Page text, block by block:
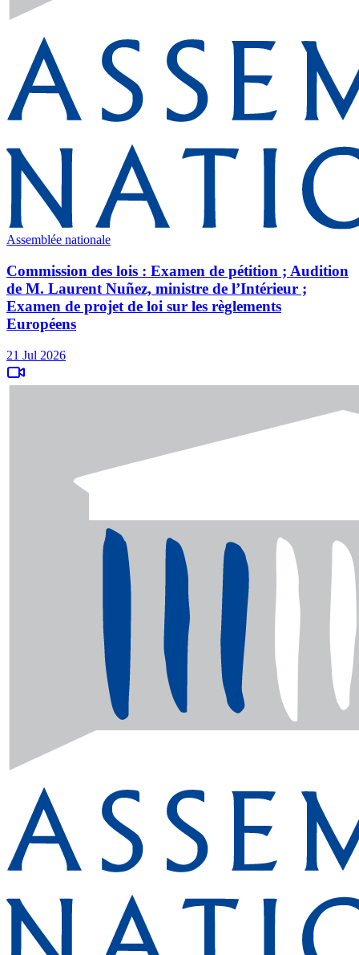
Assemblée nationale
Commission des lois : Examen de pétition ; Audition
de M. Laurent Nuñez, ministre de l’Intérieur ;
Examen de projet de loi sur les règlements
Européens
21 Jul 2026